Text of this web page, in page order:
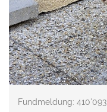
Fundmeldung: 410'093